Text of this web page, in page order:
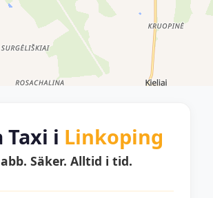
Taxi i Linkoping
Säker. Alltid i tid.